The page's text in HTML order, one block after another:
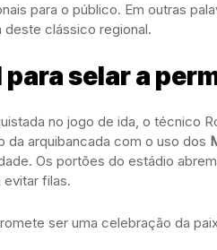
para o público. Em outras
clássico regional.
selar a
no jogo de ida, o técnico
arquibancada com o uso dos
Os portões do estádio
filas.
ser uma celebração da